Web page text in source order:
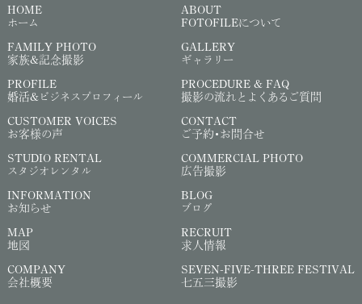
HOME
ホーム
ABOUT
FOTOFILEについて
FAMILY PHOTO
家族&記念撮影
GALLERY
ギャラリー
PROFILE
婚活&ビジネスプロフィール
PROCEDURE & FAQ
撮影の流れとよくあるご質問
CUSTOMER VOICES
お客様の声
CONTACT
ご予約・お問合せ
STUDIO RENTAL
スタジオレンタル
COMMERCIAL PHOTO
広告撮影
INFORMATION
お知らせ
BLOG
ブログ
MAP
地図
RECRUIT
求人情報
COMPANY
会社概要
SEVEN-FIVE-THREE FESTIVAL
七五三撮影